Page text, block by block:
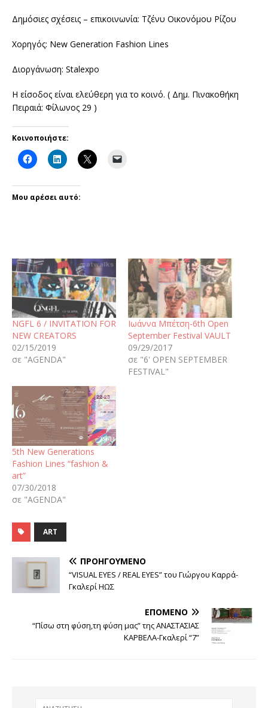
Δημόσιες σχέσεις – επικοινωνία: Τζένυ Οικονόμου Ρίζου
Χορηγός: New Generation Fashion Lines
Διοργάνωση: Stalexpo
Η είσοδος είναι ελεύθερη για το κοινό. ( Δημ. Πινακοθήκη
Πειραιά: Φίλωνος 29 )
Κοινοποιήστε:
Μου αρέσει αυτό:
NGFL 6 / INVITATION FOR
NEW CREATORS
02/15/2019
σε "AGENDA"
Ιωάννα Μπέτση-6th Open
September Festival VAULT
09/29/2017
σε "6' OPEN SEPTEMBER
FESTIVAL"
5th New Generations
Fashion Lines “fashion &
art”
07/30/2018
σε "AGENDA"
ART
ΠΡΟΗΓΟΎΜΕΝΟ
“VISUAL EYES / REAL EYES” του Γιώργου Καρρά-
Γκαλερί ΗΩΣ
ΕΠΌΜΕΝΟ
“Πίσω στη φύση,τη φύση μας” της ΑΝΑΣΤΑΣΙΑΣ
ΚΑΡΒΕΛΑ-Γκαλερί “7”